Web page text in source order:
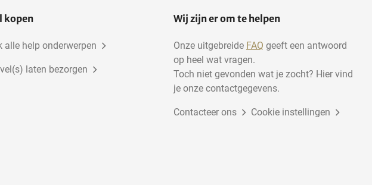
kopen
alle help onderwerpen
laten bezorgen
Wij zijn er om te helpen
Onze uitgebreide FAQ geeft een antwoord
op heel wat vragen.
Toch niet gevonden wat je zocht? Hier vind
je onze contactgegevens.
Contacteer ons Cookie instellingen